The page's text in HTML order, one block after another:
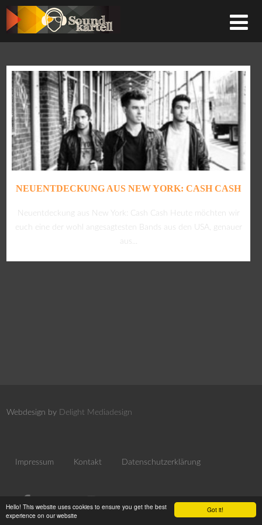
Got it!
Hello! This website uses cookies to ensure you get the best
experience on our website
NEUENTDECKUNG AUS NEW YORK: CASH CASH
Neuentdeckung aus New York: Cash Cash Heute möchten wir
euch eine der wohl angesagtesten Bands aus den USA, genauer
aus...
Webdesign by Delight Mediadesign
Impressum Kontakt Datenschutzerklärung